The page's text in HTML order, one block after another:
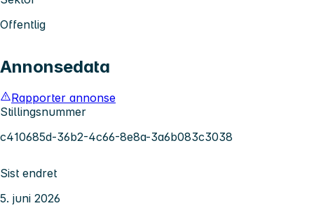
Offentlig
Annonsedata
Rapporter annonse
Stillingsnummer
c410685d-36b2-4c66-8e8a-3a6b083c3038
Sist endret
5. juni 2026